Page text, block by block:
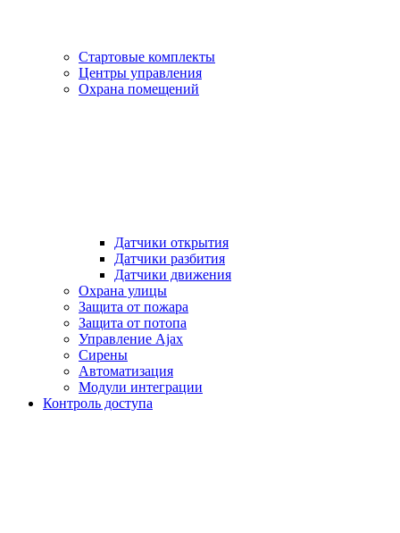
Стартовые комплекты
Центры управления
Охрана помещений
Датчики открытия
Датчики разбития
Датчики движения
Охрана улицы
Защита от пожара
Защита от потопа
Управление Ajax
Сирены
Автоматизация
Модули интеграции
Контроль доступа